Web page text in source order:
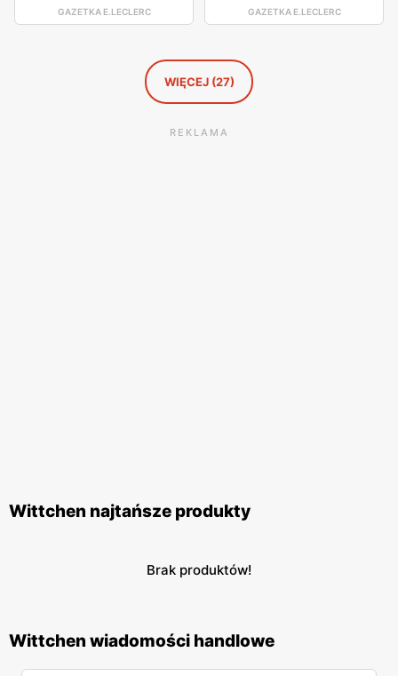
GAZETKA E.LECLERC GAZETKA E.LECLERC
WIĘCEJ (27)
REKLAMA
Wittchen najtańsze produkty
Brak produktów!
Wittchen wiadomości handlowe